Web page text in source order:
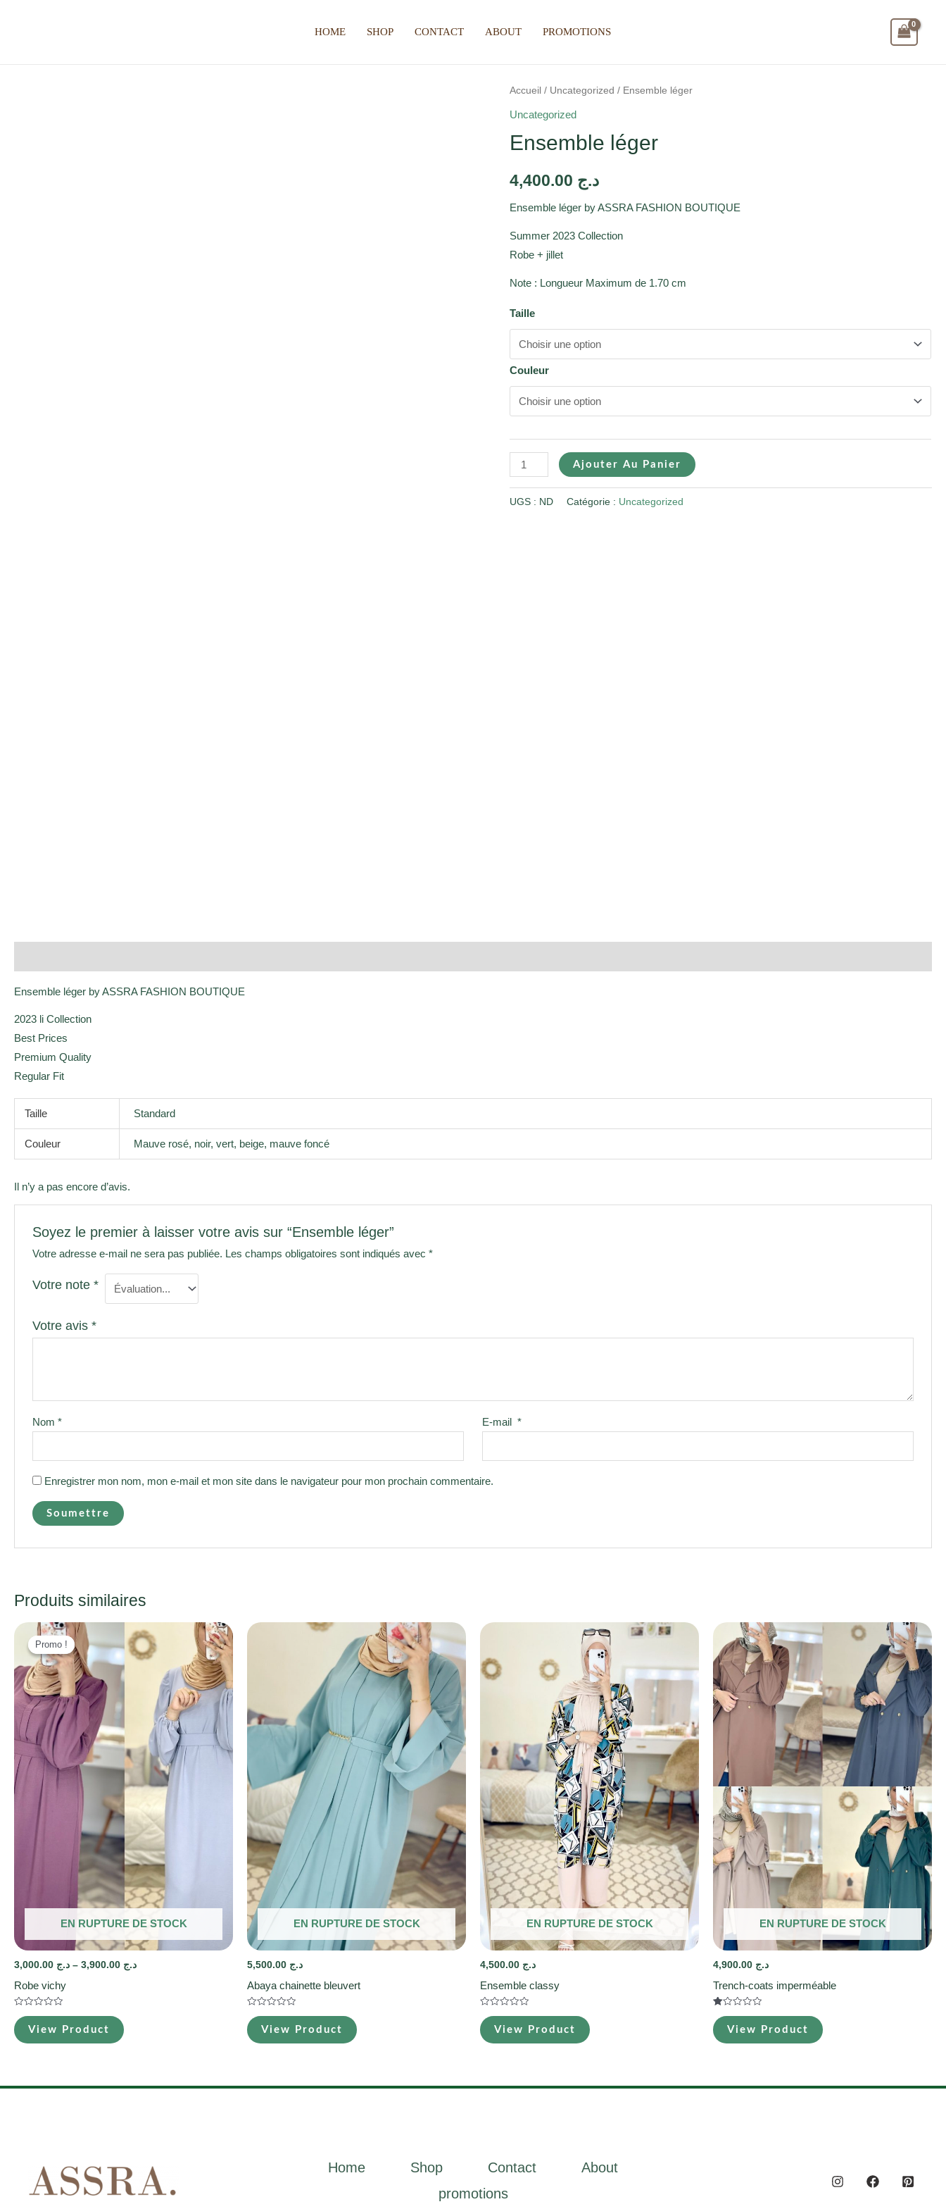
HOME SHOP CONTACT ABOUT PROMOTIONS
Accueil / Uncategorized / Ensemble léger
Uncategorized
Ensemble léger
د.ج
Ensemble léger by ASSRA FASHION BOUTIQUE
Summer 2023 Collection
Robe + jillet
Note : Longueur Maximum de 1.70 cm
Taille
Couleur
Ajouter Au Panier
UGS : ND Catégorie : Uncategorized
Ensemble léger by ASSRA FASHION BOUTIQUE
2023 li Collection
Best Prices
Premium Quality
Regular Fit
Taille Standard
Couleur Mauve rosé, noir, vert, beige, mauve foncé
Il n’y a pas encore d’avis.
Soyez le premier à laisser votre avis sur “Ensemble léger”
Votre adresse e-mail ne sera pas publiée. Les champs obligatoires sont indiqués avec*
Votre note*
Votre avis*
Nom* E-mail *
Enregistrer mon nom, mon e-mail et mon site dans le navigateur pour mon prochain commentaire.
Produits similaires
Promo !
EN RUPTURE DE STOCK
Promo !
د.ج – د.ج
Robe vichy
Note
0
sur
5
View Product
EN RUPTURE DE STOCK
د.ج
Abaya chainette bleuvert
Note
0
sur
5
View Product
EN RUPTURE DE STOCK
د.ج
Ensemble classy
Note
0
sur
5
View Product
EN RUPTURE DE STOCK
د.ج
Trench-coats imperméable
Note
1.00
sur
5
View Product
Home Shop Contact
About
promotions